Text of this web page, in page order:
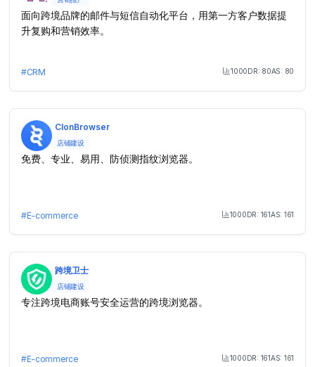
面向跨境品牌的邮件与短信自动化平台，用第一方客户数据提
升复购和营销效率。
#CRM Month Visit
1000DR: 80AS: 80
ClonBrowser
店铺建设
免费、专业、易用、防侦测指纹浏览器。
#E-commerce Month Visit
1000DR: 161AS: 161
跨境卫士
店铺建设
专注跨境电商账号安全运营的跨境浏览器。
#E-commerce Month Visit
1000DR: 161AS: 161